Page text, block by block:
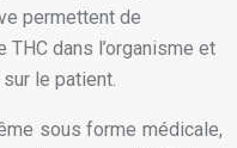
permettent de
dans l’organisme et
le patient.
sous forme médicale,